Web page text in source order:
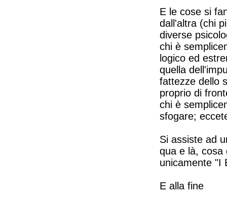
E le cose si
dall'altra (chi
diverse
chi è
logico ed
quella
fattezze dello
proprio di
chi è
sfogare;
Si assiste ad
qua e là, cosa
unicamente "I
E alla fine